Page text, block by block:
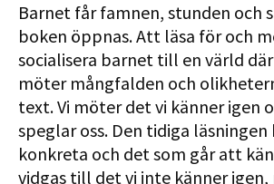
Barnet får famnen, stunden och
boken öppnas. Att läsa för och
socialisera barnet till en värld där
möter mångfalden och
text. Vi möter det vi känner igen
speglar oss. Den tidiga
konkreta och det som går att
vidgas till det vi inte känner